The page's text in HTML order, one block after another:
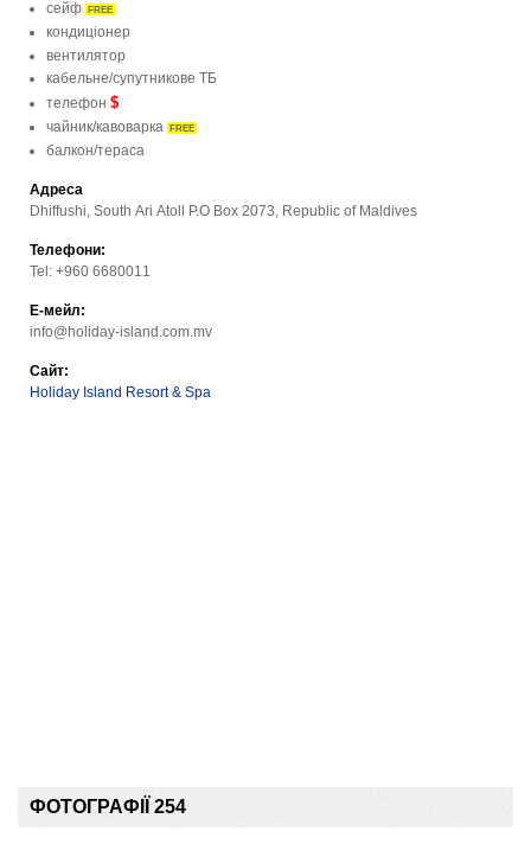
сейф FREE
кондиціонер
вентилятор
кабельне/супутникове ТБ
телефон $
чайник/кавоварка FREE
балкон/тераса
Адреса
Dhiffushi, South Ari Atoll P.O Box 2073, Republic of Maldives
Телефони:
Tel: +960 6680011
Е-мейл:
info@holiday-island.com.mv
Сайт:
Holiday Island Resort & Spa
ФОТОГРАФІЇ 254